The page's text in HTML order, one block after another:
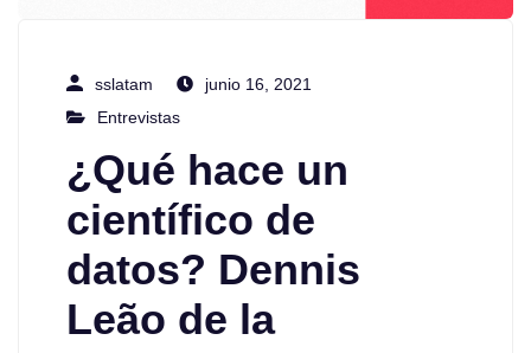
sslatam
junio 16, 2021
Entrevistas
¿Qué hace un
científico de
datos? Dennis
Leão de la